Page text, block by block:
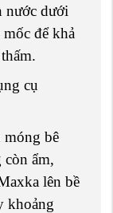
nước dưới
để khả
cụ
móng bê
ẩm,
lên bề
khoảng